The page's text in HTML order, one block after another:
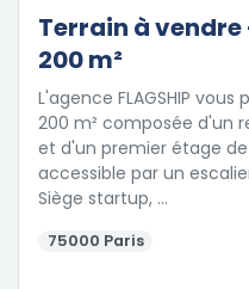
Terrain à
200 m²
L'agence FLAGSHIP
200 m² composée d'un
et d'un premier étage
accessible par un
Siège startup, …
75000 Paris